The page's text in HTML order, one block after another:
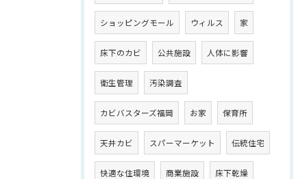
ショッピングモール ウィルス 家
床下のカビ 公共施設 人体に影響
衛生管理 汚染調査
カビバスターズ福岡 お家 保育所
天井カビ スパーマーケット 伝統住宅
快適な住環境 商業施設 床下乾燥